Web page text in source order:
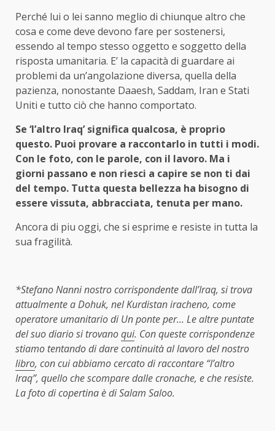
Perché lui o lei sanno meglio di chiunque altro che
cosa e come deve devono fare per sostenersi,
essendo al tempo stesso oggetto e soggetto della
risposta umanitaria. E’ la capacità di guardare ai
problemi da un’angolazione diversa, quella della
pazienza, nonostante Daaesh, Saddam, Iran e Stati
Uniti e tutto ciò che hanno comportato.
Se ‘l’altro Iraq’ significa qualcosa, è proprio
questo. Puoi provare a raccontarlo in tutti i modi.
Con le foto, con le parole, con il lavoro. Ma i
giorni passano e non riesci a capire se non ti dai
del tempo. Tutta questa bellezza ha bisogno di
essere vissuta, abbracciata, tenuta per mano.
Ancora di piu oggi, che si esprime e resiste in tutta la
sua fragilità.
*Stefano Nanni nostro corrispondente dall’Iraq, si trova
attualmente a Dohuk, nel Kurdistan iracheno, come
operatore umanitario di Un ponte per… Le altre puntate
del suo diario si trovanoqui. Con queste corrispondenze
stiamo tentando di dare continuità al lavoro del nostro
libro, con cui abbiamo cercato di raccontare “l’altro
Iraq”, quello che scompare dalle cronache, e che resiste.
La foto di copertina è di Salam Saloo.